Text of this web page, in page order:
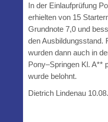
In der Einlaufprüfung
erhielten von 15
Grundnote 7,0 und
den Ausbildungsstand.
wurden dann auch in
Pony–Springen Kl. A**
wurde belohnt.
Dietrich Lindenau